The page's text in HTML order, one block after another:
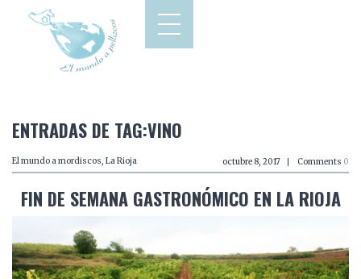
ENTRADAS DE TAG:VINO
El mundo a mordiscos, La Rioja octubre 8, 2017 Comments 0
FIN DE SEMANA GASTRONÓMICO EN LA RIOJA